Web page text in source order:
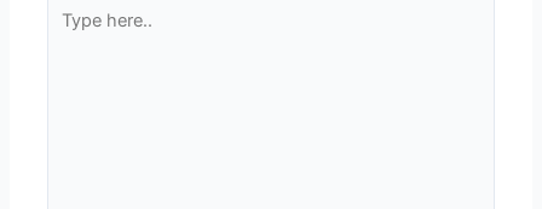
here..